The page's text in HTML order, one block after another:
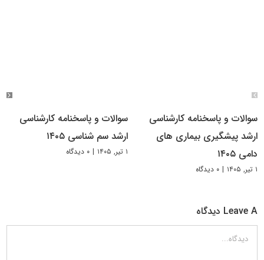
سوالات و پاسخنامه کارشناسی
ارشد پیشگیری بیماری های
دامی ۱۴۰۵
۱ تیر, ۱۴۰۵ | ۰ دیدگاه
سوالات و پاسخنامه کارشناسی
ارشد سم شناسی ۱۴۰۵
۱ تیر, ۱۴۰۵ | ۰ دیدگاه
Leave A دیدگاه
دیدگاه